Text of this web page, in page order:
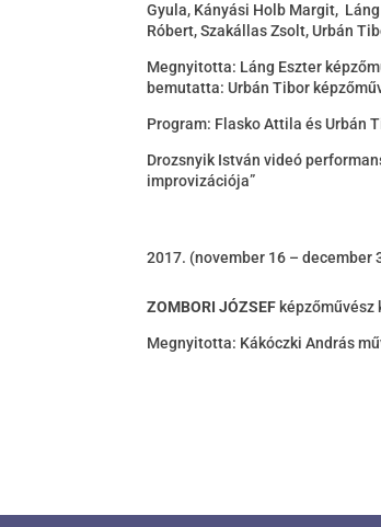
Gyula, Kányási Holb Margit,
Róbert, Szakállas Zsolt, Urbán
Megnyitotta: Láng Eszter
bemutatta: Urbán Tibor
Program: Flasko Attila és Urbán
Drozsnyik István videó
improvizációja”
(november 16 – december
ZOMBORI JÓZSEF képzőművész
Megnyitotta: Kákóczki András